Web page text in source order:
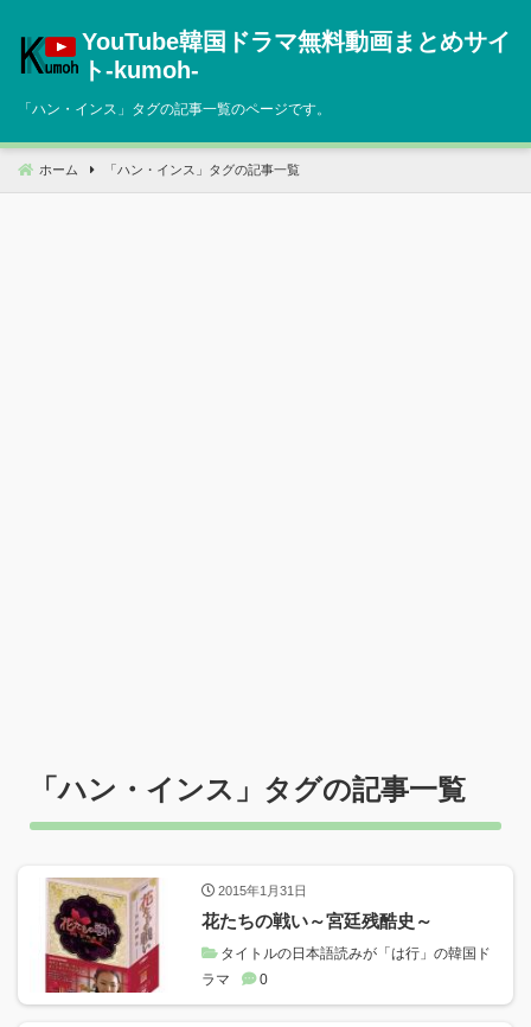
へ
動
YouTube韓国ドラマ無料動画まとめサイ
ト‐kumoh‐
「ハン・インス 」タグの記事一覧のページです。
ホーム 「 ハン・インス 」タグの記事一覧
「ハン・インス 」タグの記事一覧
2015年1月31日
花たちの戦い～宮廷残酷史～
タイトルの日本語読みが「は行」の韓国ド
ラマ
0